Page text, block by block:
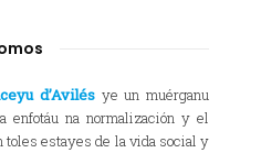
d’Avilés ye un muérganu
enfotáu na normalización y el
toles estayes de la vida social y